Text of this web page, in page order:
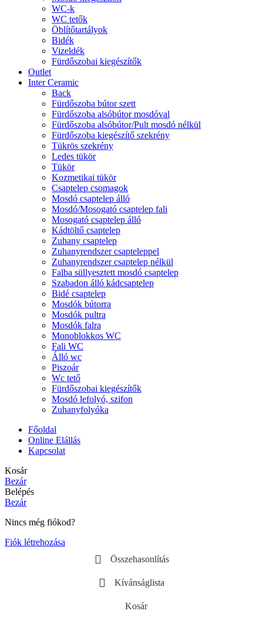
WC-k
WC tetők
Öblítőtartályok
Bidék
Vizeldék
Fürdőszobai kiegészítők
Outlet
Inter Ceramic
Back
Fürdőszoba bútor szett
Fürdőszoba alsóbútor mosdóval
Fürdőszoba alsóbútor/Pult mosdó nélkül
Fürdőszoba kiegészítő szekrény
Tükrös szekrény
Ledes tükör
Tükör
Kozmetikai tükör
Csaptelep csomagok
Mosdó csaptelep álló
Mosdó/Mosogató csaptelep fali
Mosogató csaptelep álló
Kádtöltő csaptelep
Zuhany csaptelep
Zuhanyrendszer csapteleppel
Zuhanyrendszer csaptelep nélkül
Falba süllyesztett mosdó csaptelep
Szabadon álló kádcsaptelep
Bidé csaptelep
Mosdók bútorra
Mosdók pultra
Mosdók falra
Monoblokkos WC
Fali WC
Álló wc
Piszoár
Wc tető
Fürdőszobai kiegészítők
Mosdó lefolyó, szifon
Zuhanyfolyóka
Főoldal
Online Elállás
Kapcsolat
Kosár
Bezár
Belépés
Bezár
Nincs még fiókod?
Fiók létrehozása
Összehasonlítás
Kívánságlista
Kosár